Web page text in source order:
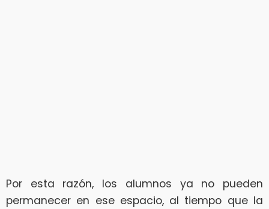
Por esta razón, los alumnos ya no pueden
permanecer en ese espacio, al tiempo que la